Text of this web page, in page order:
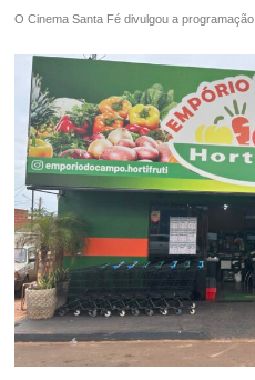
O Cinema Santa Fé divulgou a